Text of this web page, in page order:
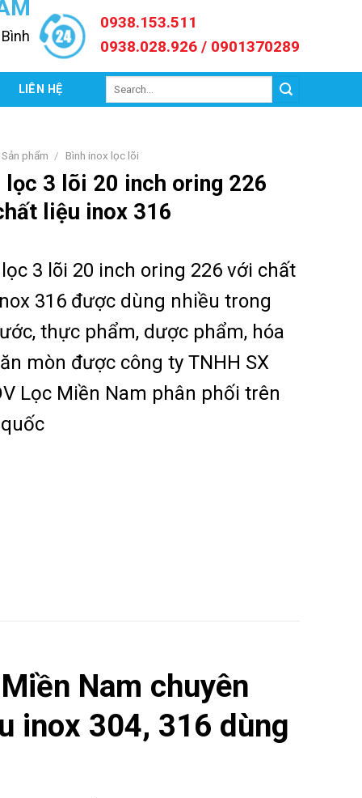
0938.153.511
0938.028.926 / 0901370289
LIÊN HỆ
Sản phẩm / Bình inox lọc lõi
lọc 3 lõi 20 inch oring 226
liệu inox 316
3 lõi 20 inch oring 226 với chất
316 được dùng nhiều trong
thực phẩm, dược phẩm, hóa
mòn được công ty TNHH SX
Lọc Miền Nam phân phối trên
Nam chuyên
inox 304, 316 dùng